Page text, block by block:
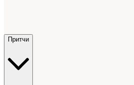
Притчи